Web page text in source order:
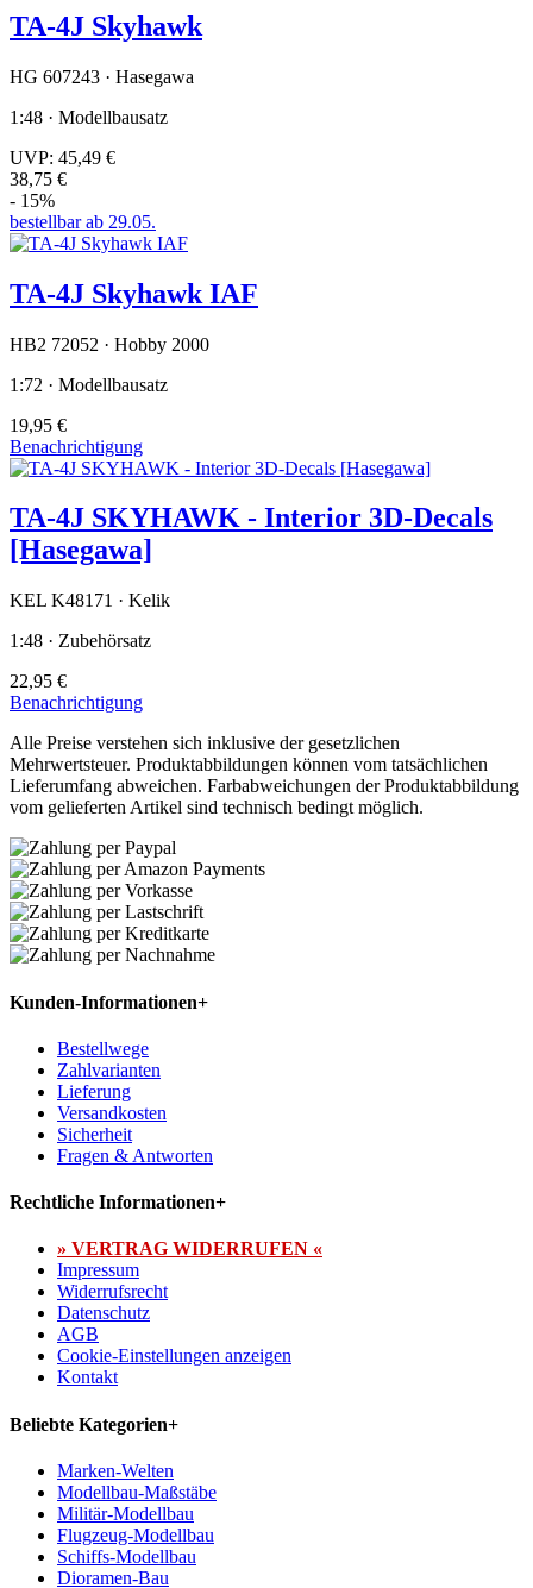
TA-4J Skyhawk
HG 607243 · Hasegawa
1:48 · Modellbausatz
UVP: 45,49 €
38,75 €
- 15%
bestellbar ab 29.05.
TA-4J Skyhawk IAF
HB2 72052 · Hobby 2000
1:72 · Modellbausatz
19,95 €
Benachrichtigung
TA-4J SKYHAWK - Interior 3D-Decals
[Hasegawa]
KEL K48171 · Kelik
1:48 · Zubehörsatz
22,95 €
Benachrichtigung
Alle Preise verstehen sich inklusive der gesetzlichen
Mehrwertsteuer. Produktabbildungen können vom tatsächlichen
Lieferumfang abweichen. Farbabweichungen der Produktabbildung
vom gelieferten Artikel sind technisch bedingt möglich.
Kunden-Informationen+
Bestellwege
Zahlvarianten
Lieferung
Versandkosten
Sicherheit
Fragen & Antworten
Rechtliche Informationen+
» VERTRAG WIDERRUFEN «
Impressum
Widerrufsrecht
Datenschutz
AGB
Cookie-Einstellungen anzeigen
Kontakt
Beliebte Kategorien+
Marken-Welten
Modellbau-Maßstäbe
Militär-Modellbau
Flugzeug-Modellbau
Schiffs-Modellbau
Dioramen-Bau